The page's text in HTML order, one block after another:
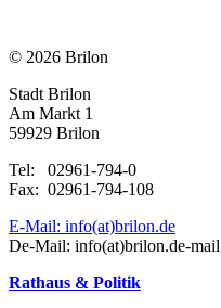
© 2026 Brilon
Stadt Brilon
Am Markt 1
59929 Brilon
Tel: 02961-794-0
Fax: 02961-794-108
E-Mail: info(at)brilon.de
De-Mail: info(at)brilon.de-
Rathaus & Politik